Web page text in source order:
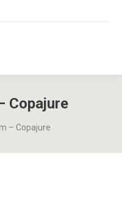
Copajure
– Copajure